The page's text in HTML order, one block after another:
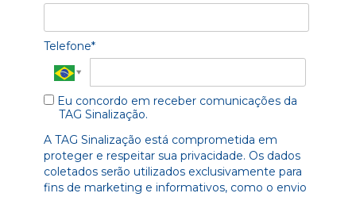
Telefone*
Eu concordo em receber comunicações da
TAG Sinalização.
A TAG Sinalização está comprometida em
proteger e respeitar sua privacidade. Os dados
coletados serão utilizados exclusivamente para
fins de marketing e informativos, como o envio